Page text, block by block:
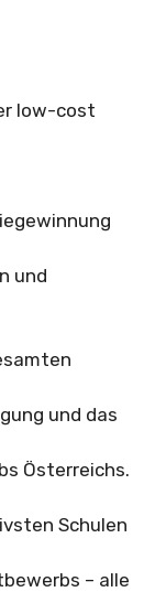
low-cost
und
und das
Österreichs.
Schulen
– alle